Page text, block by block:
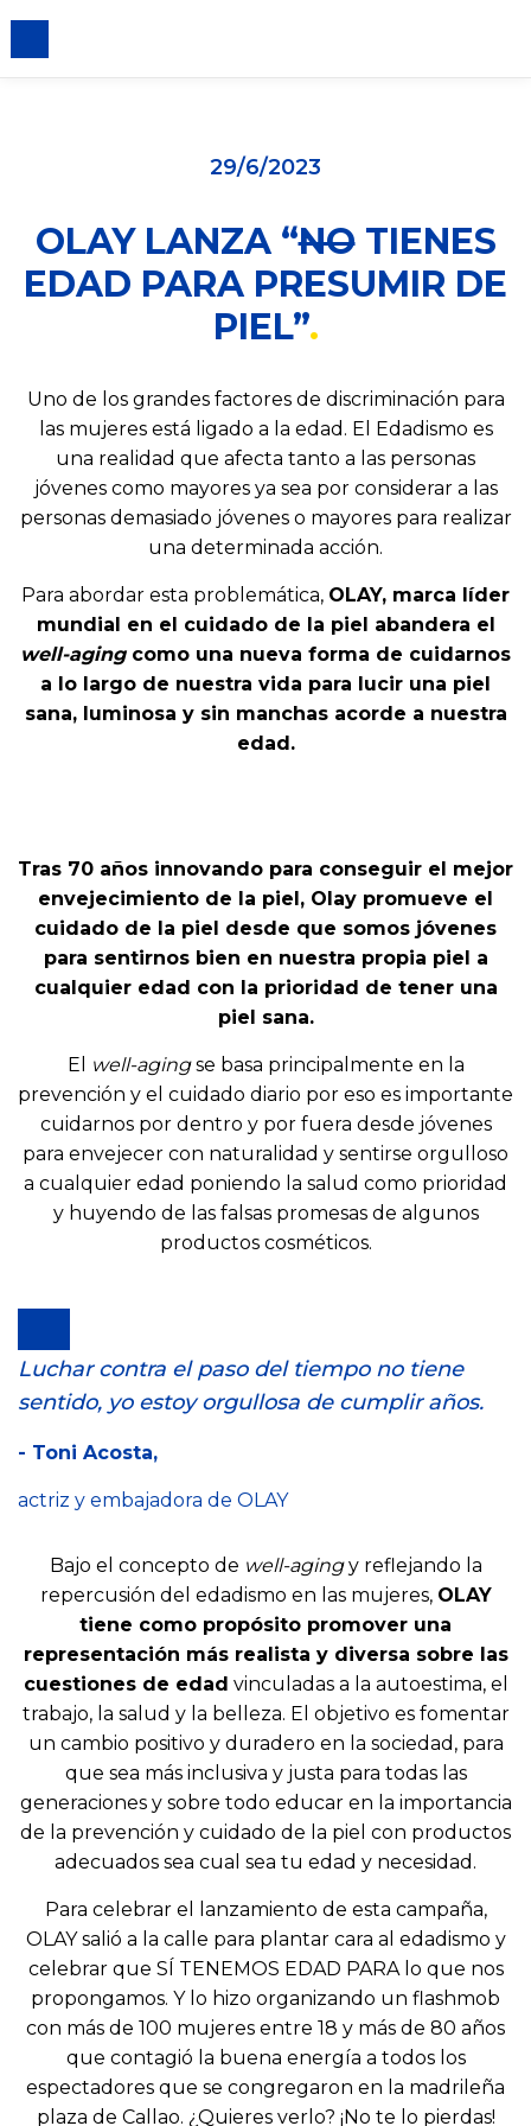
29/6/2023
OLAY LANZA “NOTIENES
EDAD PARA PRESUMIR DE
PIEL”
Uno de los grandes factores de discriminación para
las mujeres está ligado a la edad. El Edadismo es
una realidad que afecta tanto a las personas
jóvenes como mayores ya sea por considerar a las
personas demasiado jóvenes o mayores para realizar
una determinada acción.
Para abordar esta problemática, OLAY, marca líder
mundial en el cuidado de la piel abandera el
well-agingcomo una nueva forma de cuidarnos
a lo largo de nuestra vida para lucir una piel
sana, luminosa y sin manchas acorde a nuestra
edad.
Tras 70 años innovando para conseguir el mejor
envejecimiento de la piel, Olay promueve el
cuidado de la piel desde que somos jóvenes
para sentirnos bien en nuestra propia piel a
cualquier edad con la prioridad de tener una
piel sana.
El well-agingse basa principalmente en la
prevención y el cuidado diario por eso es importante
cuidarnos por dentro y por fuera desde jóvenes
para envejecer con naturalidad y sentirse orgulloso
a cualquier edad poniendo la salud como prioridad
y huyendo de las falsas promesas de algunos
productos cosméticos.
Luchar contra el paso del tiempo no tiene
sentido, yo estoy orgullosa de cumplir años.
- Toni Acosta,
actriz y embajadora de OLAY
Bajo el concepto de well-agingy reflejando la
repercusión del edadismo en las mujeres, OLAY
tiene como propósito promover una
representación más realista y diversa sobre las
cuestiones de edad vinculadas a la autoestima, el
trabajo, la salud y la belleza. El objetivo es fomentar
un cambio positivo y duradero en la sociedad, para
que sea más inclusiva y justa para todas las
generaciones y sobre todo educar en la importancia
de la prevención y cuidado de la piel con productos
adecuados sea cual sea tu edad y necesidad.
Para celebrar el lanzamiento de esta campaña,
OLAY salió a la calle para plantar cara al edadismo y
celebrar que SÍ TENEMOS EDAD PARA lo que nos
propongamos. Y lo hizo organizando un flashmob
con más de 100 mujeres entre 18 y más de 80 años
que contagió la buena energía a todos los
espectadores que se congregaron en la madrileña
plaza de Callao. ¿Quieres verlo? ¡No te lo pierdas!
II